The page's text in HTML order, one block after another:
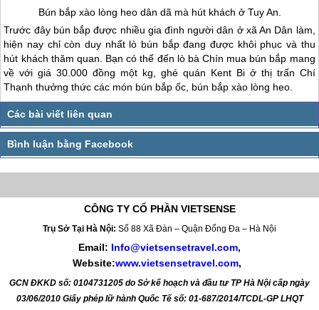
Bún bắp xào lòng heo dân dã mà hút khách ở Tuy An.
Trước đây bún bắp được nhiều gia đình người dân ở xã An Dân làm,
hiện nay chỉ còn duy nhất lò bún bắp đang được khôi phục và thu
hút khách thăm quan. Bạn có thể đến lò bà Chín mua bún bắp mang
về với giá 30.000 đồng một kg, ghé quán Kent Bi ở thị trấn Chí
Thạnh thưởng thức các món bún bắp ốc, bún bắp xào lòng heo.
CÔNG TY CỔ PHẦN VIETSENSE
Trụ Sở Tại Hà Nội: Số 88 Xã Đàn – Quận Đống Đa – Hà Nội
Email: Info@vietsensetravel.com,
Website:www.vietsensetravel.com,
GCN ĐKKD số: 0104731205 do Sở kế hoạch và đầu tư TP Hà Nội cấp ngày
03/06/2010 Giấy phép lữ hành Quốc Tế số: 01-687/2014/TCDL-GP LHQT